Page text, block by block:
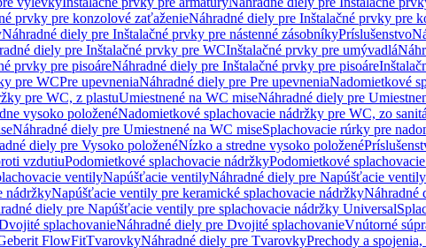
prvky pre konzolové zaťaženieNáhradné diely pre Inštalačné prvky pre
Náhradné diely pre Inštalačné prvky pre nástenné zásobníkyPríslušenstvo
diely pre Inštalačné prvky pre WCInštalačné prvky pre umývadlá
prvky pre pisoáreNáhradné diely pre Inštalačné prvky pre pisoáre
pre WCPre upevneniaNáhradné diely pre Pre upevneniaNadomietkové
pre WC, z plastuUmiestnené na WC miseNáhradné diely pre
vysoko položenéNadomietkové splachovacie nádržky pre WC, zo
Náhradné diely pre Umiestnené na WC miseSplachovacie rúrky pre
diely pre Vysoko položenéNízko a stredne vysoko položené
vzdutiuPodomietkové splachovacie nádržkyPodomietkové
ventilyNapúšťacie ventilyNáhradné diely pre Napúšťacie ventily
nádržkyNapúšťacie ventily pre keramické splachovacie nádržkyNáhradné
diely pre Napúšťacie ventily pre splachovacie nádržky Universal
splachovanieNáhradné diely pre Dvojité splachovanieVnútorné
FlowFitTvarovkyNáhradné diely pre TvarovkyPrechody a